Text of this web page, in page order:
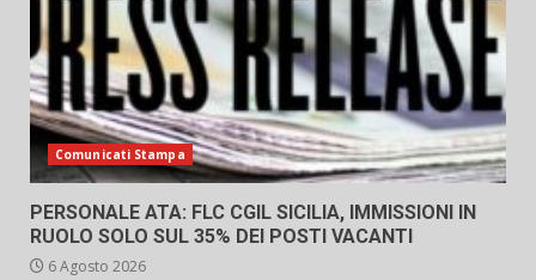
Comunicati Stampa
PERSONALE ATA: FLC CGIL SICILIA, IMMISSIONI IN
RUOLO SOLO SUL 35% DEI POSTI VACANTI
6 Agosto 2026